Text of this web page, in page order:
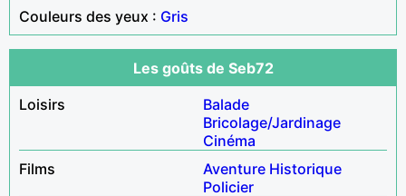
Couleurs des yeux : Gris
Les goûts de Seb72
Loisirs
Balade
Bricolage/Jardinage
Cinéma
Films
Aventure Historique
Policier